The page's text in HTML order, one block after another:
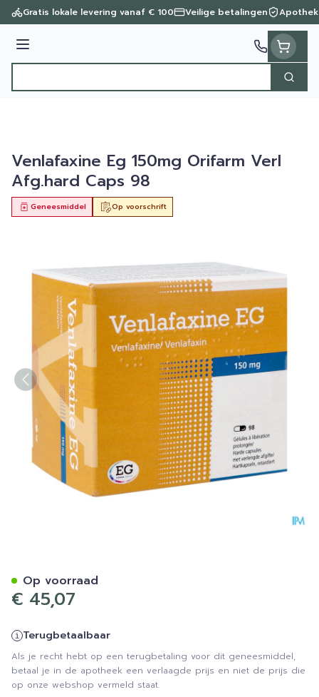
Ga naar de inhoud
Gratis lokale levering vanaf € 100 Veilige betalingen
Menu
Zoek
Venlafaxine Eg 150mg Orifarm Verl
Afg.hard Caps 98
Op voorschrift
Geneesmiddel
€ 45,07
Terugbetaalbaar
Als je recht hebt op een terugbetaling voor dit geneesmiddel,
betaal je in de apotheek een verlaagde prijs en niet de prijs die
op onze webshop vermeld staat.
Op voorraad